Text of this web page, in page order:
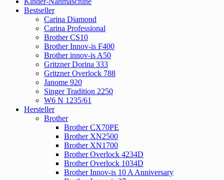
Bestseller
Carina Diamond
Carina Professional
Brother CS10
Brother Innov-is F400
Brother innov-is A50
Gritzner Dorina 333
Gritzner Overlock 788
Janome 920
Singer Tradition 2250
W6 N 1235/61
Hersteller
Brother
Brother CX70PE
Brother XN2500
Brother XN1700
Brother Overlock 4234D
Brother Overlock 1034D
Brother Innov-is 10 A Anniversary